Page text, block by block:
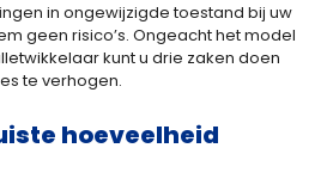
in ongewijzigde toestand bij uw
geen risico’s. Ongeacht het model
kunt u drie zaken doen
te verhogen.
hoeveelheid